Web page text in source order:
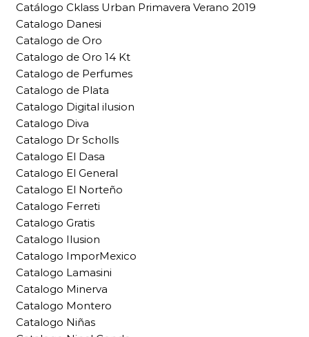
Catálogo Cklass Urban Primavera Verano 2019
Catalogo Danesi
Catalogo de Oro
Catalogo de Oro 14 Kt
Catalogo de Perfumes
Catalogo de Plata
Catalogo Digital ilusion
Catalogo Diva
Catalogo Dr Scholls
Catalogo El Dasa
Catalogo El General
Catalogo El Norteño
Catalogo Ferreti
Catalogo Gratis
Catalogo Ilusion
Catalogo ImporMexico
Catalogo Lamasini
Catalogo Minerva
Catalogo Montero
Catalogo Niñas